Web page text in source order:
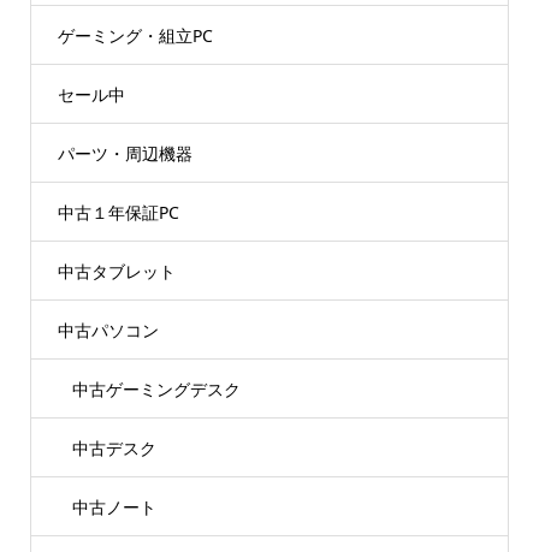
ゲーミング・組立PC
セール中
パーツ・周辺機器
中古１年保証PC
中古タブレット
中古パソコン
中古ゲーミングデスク
中古デスク
中古ノート